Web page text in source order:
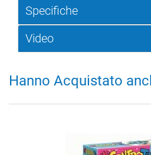
Specifiche
Video
Hanno Acquistato